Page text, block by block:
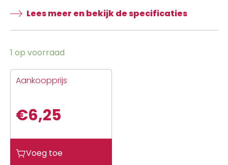
Lees meer en bekijk de specificaties
1 op voorraad
Aankoopprijs
€6,25
Bidonhouder-
Voeg toe